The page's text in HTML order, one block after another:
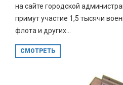
на сайте городской
примут участие 1,5 тысячи
флота и других...
СМОТРЕТЬ